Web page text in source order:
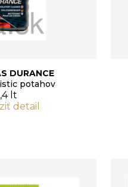
DURANCE
potahov
lt
detail